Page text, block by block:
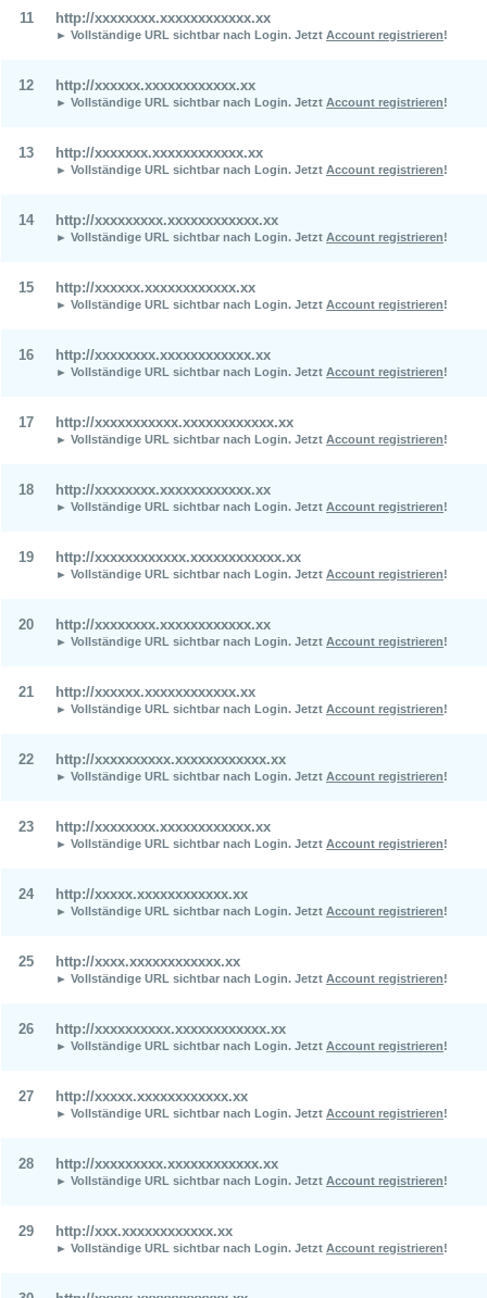
11 http://xxxxxxxx.xxxxxxxxxxxx.xx
► Vollständige URL sichtbar nach Login. Jetzt Account registrieren!
12 http://xxxxxx.xxxxxxxxxxxx.xx
► Vollständige URL sichtbar nach Login. Jetzt Account registrieren!
13 http://xxxxxxx.xxxxxxxxxxxx.xx
► Vollständige URL sichtbar nach Login. Jetzt Account registrieren!
14 http://xxxxxxxxx.xxxxxxxxxxxx.xx
► Vollständige URL sichtbar nach Login. Jetzt Account registrieren!
15 http://xxxxxx.xxxxxxxxxxxx.xx
► Vollständige URL sichtbar nach Login. Jetzt Account registrieren!
16 http://xxxxxxxx.xxxxxxxxxxxx.xx
► Vollständige URL sichtbar nach Login. Jetzt Account registrieren!
17 http://xxxxxxxxxxx.xxxxxxxxxxxx.xx
► Vollständige URL sichtbar nach Login. Jetzt Account registrieren!
18 http://xxxxxxxx.xxxxxxxxxxxx.xx
► Vollständige URL sichtbar nach Login. Jetzt Account registrieren!
19 http://xxxxxxxxxxxx.xxxxxxxxxxxx.xx
► Vollständige URL sichtbar nach Login. Jetzt Account registrieren!
20 http://xxxxxxxx.xxxxxxxxxxxx.xx
► Vollständige URL sichtbar nach Login. Jetzt Account registrieren!
21 http://xxxxxx.xxxxxxxxxxxx.xx
► Vollständige URL sichtbar nach Login. Jetzt Account registrieren!
22 http://xxxxxxxxxx.xxxxxxxxxxxx.xx
► Vollständige URL sichtbar nach Login. Jetzt Account registrieren!
23 http://xxxxxxxx.xxxxxxxxxxxx.xx
► Vollständige URL sichtbar nach Login. Jetzt Account registrieren!
24 http://xxxxx.xxxxxxxxxxxx.xx
► Vollständige URL sichtbar nach Login. Jetzt Account registrieren!
25 http://xxxx.xxxxxxxxxxxx.xx
► Vollständige URL sichtbar nach Login. Jetzt Account registrieren!
26 http://xxxxxxxxxx.xxxxxxxxxxxx.xx
► Vollständige URL sichtbar nach Login. Jetzt Account registrieren!
27 http://xxxxx.xxxxxxxxxxxx.xx
► Vollständige URL sichtbar nach Login. Jetzt Account registrieren!
28 http://xxxxxxxxx.xxxxxxxxxxxx.xx
► Vollständige URL sichtbar nach Login. Jetzt Account registrieren!
29 http://xxx.xxxxxxxxxxxx.xx
► Vollständige URL sichtbar nach Login. Jetzt Account registrieren!